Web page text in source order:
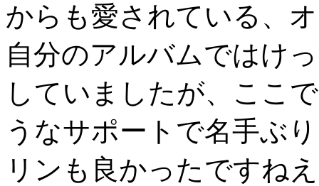
からも愛されている、
自分のアルバムではけ
していましたが、ここ
うなサポートで名手ぶ
リンも良かったですね